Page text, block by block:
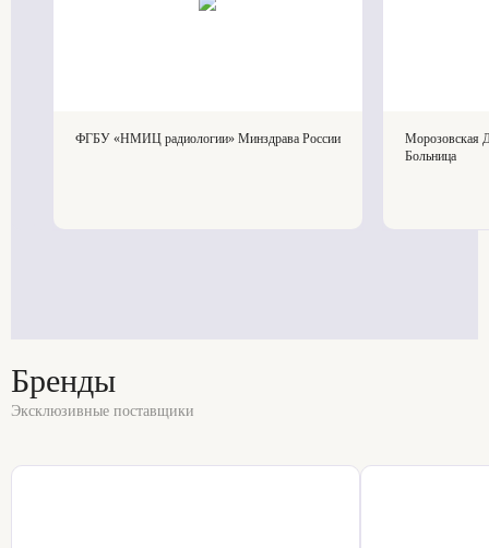
ФГБУ «НМИЦ радиологии» Минздрава России
Морозовская
Больница
Бренды
Эксклюзивные поставщики